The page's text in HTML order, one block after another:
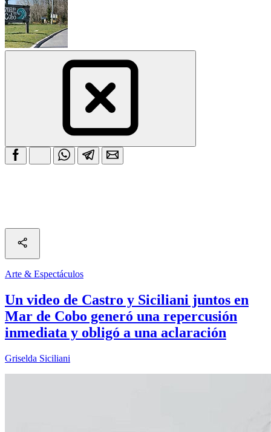
Arte & Espectáculos
Un video de Castro y Siciliani juntos en
Mar de Cobo generó una repercusión
inmediata y obligó a una aclaración
Griselda Siciliani